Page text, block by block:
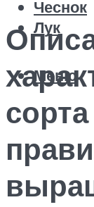
Чеснок
Лук
Меню